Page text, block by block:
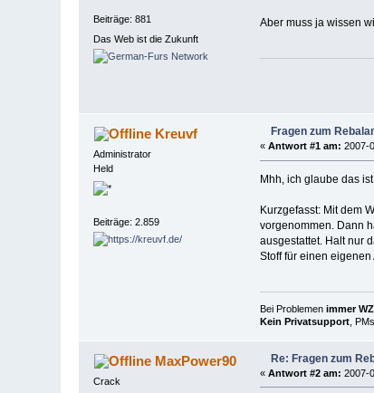
Beiträge: 881
Das Web ist die Zukunft
Aber muss ja wissen
Kreuvf
Administrator
Held
Beiträge: 2.859
Fragen zum
« Antwort #1 am: 2007-
Mhh, ich glaube das
Kurzgefasst: Mit dem
vorgenommen. Dann
ausgestattet. Halt nur
Stoff für einen
Bei Problemen immer
Kein Privatsupport,
MaxPower90
Crack
Re: Fragen zum
« Antwort #2 am: 2007-